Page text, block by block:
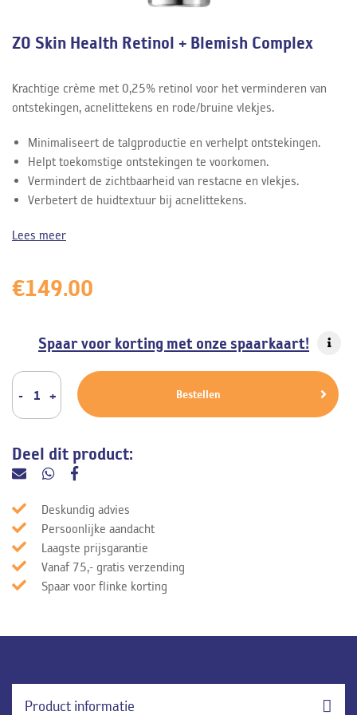
ZO Skin Health Retinol + Blemish Complex
Krachtige crème met 0,25% retinol voor het verminderen van
ontstekingen, acnelittekens en rode/bruine vlekjes.
Minimaliseert de talgproductie en verhelpt ontstekingen.
Helpt toekomstige ontstekingen te voorkomen.
Vermindert de zichtbaarheid van restacne en vlekjes.
Verbetert de huidtextuur bij acnelittekens.
Lees meer
€149.00
Spaar voor korting met onze spaarkaart!
Bestellen
Deel dit product:
Deskundig advies
Persoonlijke aandacht
Laagste prijsgarantie
Vanaf 75,- gratis verzending
Spaar voor flinke korting
Product informatie